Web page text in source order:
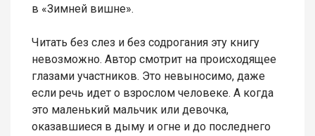
в «Зимней вишне».
Читать без слез и без содрогания эту книгу
невозможно. Автор смотрит на происходящее
глазами участников. Это невыносимо, даже
если речь идет о взрослом человеке. А когда
это маленький мальчик или девочка,
оказавшиеся в дыму и огне и до последнего